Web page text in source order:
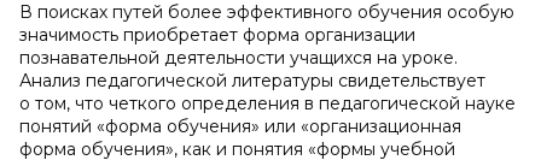
В поисках путей более эффективного обучения особую
значимость приобретает форма организации
познавательной деятельности учащихся на уроке.
Анализ педагогической литературы свидетельствует
о том, что четкого определения в педагогической науке
понятий «форма обучения» или «организационная
форма обучения», как и понятия «формы учебной